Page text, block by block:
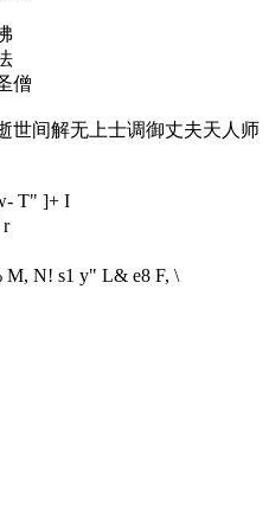
僧
世间解无上士调御丈夫天人师
T" ]+ I
r
M, N! s1 y" L& e8 F, \